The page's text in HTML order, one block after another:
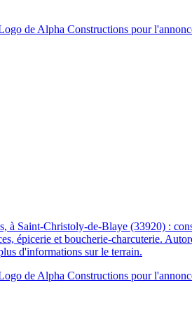
Saint-Christoly-de-Blaye (33920) :
épicerie et boucherie-charcuterie.
d'informations sur le terrain.